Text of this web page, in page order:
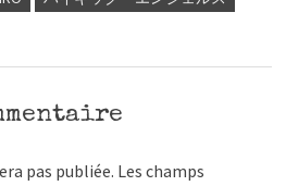
pas publiée. Les champs